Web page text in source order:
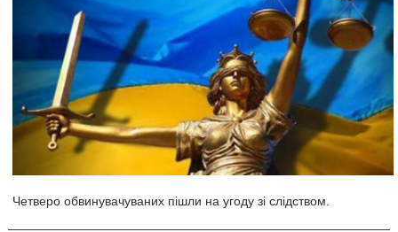
Четверо обвинувачуваних пішли на угоду зі слідством.